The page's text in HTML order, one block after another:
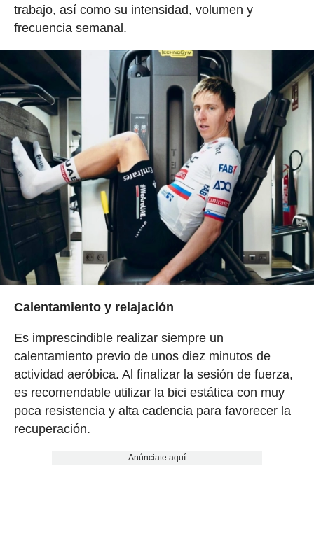
trabajo, así como su intensidad, volumen y
frecuencia semanal.
Calentamiento y relajación
Es imprescindible realizar siempre un
calentamiento previo de unos diez minutos de
actividad aeróbica. Al finalizar la sesión de fuerza,
es recomendable utilizar la bici estática con muy
poca resistencia y alta cadencia para favorecer la
recuperación.
Anúnciate aquí